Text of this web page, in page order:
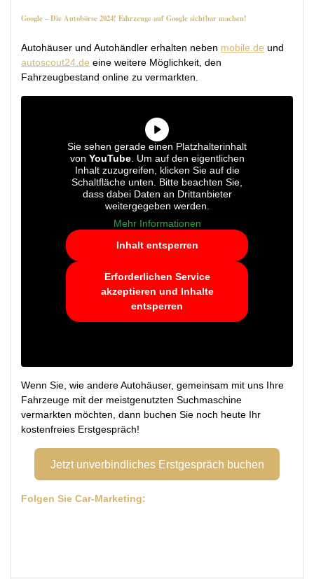
Google – Die Autobörse 2024! Fahrzeuge auf Google sichtbar machen!
Autohäuser und Autohändler erhalten neben mobile.de und
autoscout24.de eine weitere Möglichkeit, den
Fahrzeugbestand online zu vermarkten.
Sie sehen gerade einen Platzhalterinhalt
von YouTube. Um auf den eigentlichen
Inhalt zuzugreifen, klicken Sie auf die
Schaltfläche unten. Bitte beachten Sie,
dass dabei Daten an Drittanbieter
weitergegeben werden.
Mehr Informationen
Inhalt entsperren
Erforderlichen Service
akzeptieren und Inhalte
entsperren
Wenn Sie, wie andere Autohäuser, gemeinsam mit uns Ihre
Fahrzeuge mit der meistgenutzten Suchmaschine
vermarkten möchten, dann buchen Sie noch heute Ihr
kostenfreies Erstgespräch!
Jetzt unverbindliches Erstgespräch buchen
Folgen Sie Car-Marketing: